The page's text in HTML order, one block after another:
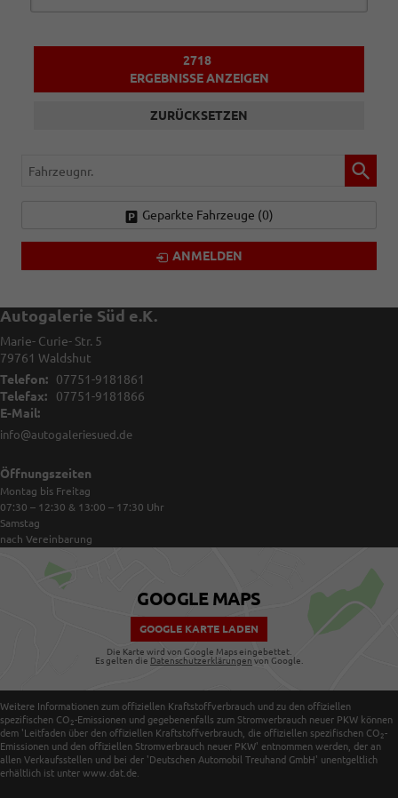
2718
ERGEBNISSE ANZEIGEN
ZURÜCKSETZEN
Fahrzeugnr.
Geparkte Fahrzeuge (0)
ANMELDEN
Autogalerie Süd e.K.
Marie- Curie- Str. 5
79761 Waldshut
Telefon:
07751-9181861
Telefax:
07751-9181866
E-Mail:
info@autogaleriesued.de
Öffnungszeiten
Montag bis Freitag
07:30 – 12:30 & 13:00 – 17:30 Uhr
Samstag
nach Vereinbarung
GOOGLE MAPS
GOOGLE KARTE LADEN
Die Karte wird von Google Maps eingebettet.
Es gelten die Datenschutzerklärungen von Google.
Weitere Informationen zum offiziellen Kraftstoffverbrauch und zu den offiziellen
spezifischen CO 2-Emissionen und gegebenenfalls zum Stromverbrauch neuer PKW können
dem 'Leitfaden über den offiziellen Kraftstoffverbrauch, die offiziellen spezifischen CO 2-
Emissionen und den offiziellen Stromverbrauch neuer PKW' entnommen werden, der an
allen Verkaufsstellen und bei der 'Deutschen Automobil Treuhand GmbH' unentgeltlich
erhältlich ist unter www.dat.de.